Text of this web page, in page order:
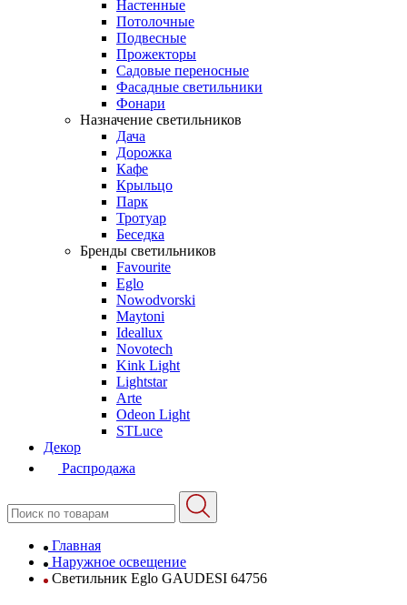
Настенные
Потолочные
Подвесные
Прожекторы
Садовые переносные
Фасадные светильники
Фонари
Назначение светильников
Дача
Дорожка
Кафе
Крыльцо
Парк
Тротуар
Беседка
Бренды светильников
Favourite
Eglo
Nowodvorski
Maytoni
Ideallux
Novotech
Kink Light
Lightstar
Arte
Odeon Light
STLuce
Декор
Распродажа
Главная
Наружное освещение
Светильник Eglo GAUDESI 64756